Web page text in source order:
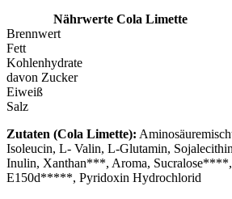
Nährwerte Cola Limette
Brennwert
Fett
Kohlenhydrate
davon Zucker
Eiweiß
Salz
Zutaten (Cola Limette):
Isoleucin, L- Valin, L-Glutamin,
Inulin, Xanthan***, Aroma,
E150d*****, Pyridoxin Hydrochlorid